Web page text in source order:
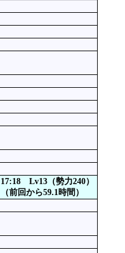
17:18 Lv13（勢力240）
（前回から59.1時間）